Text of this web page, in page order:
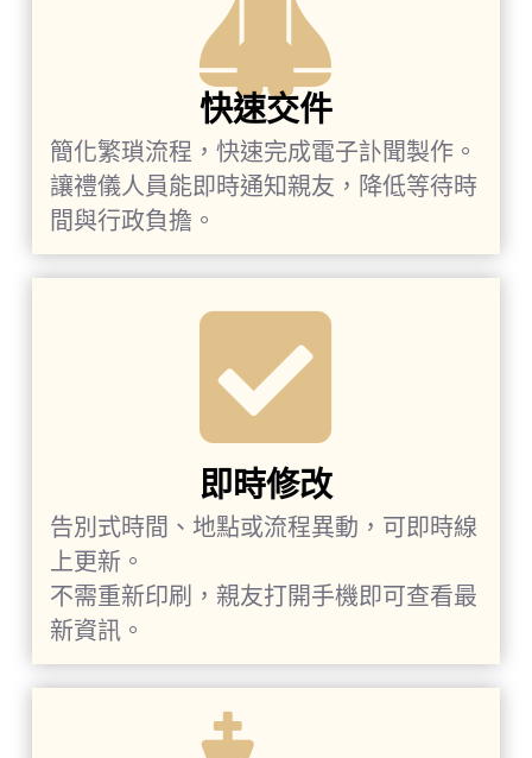
快速交件
簡化繁瑣流程，快速完成電子訃聞製作。
讓禮儀人員能即時通知親友，降低等待時
間與行政負擔。
即時修改
告別式時間、地點或流程異動，可即時線
上更新。
不需重新印刷，親友打開手機即可查看最
新資訊。